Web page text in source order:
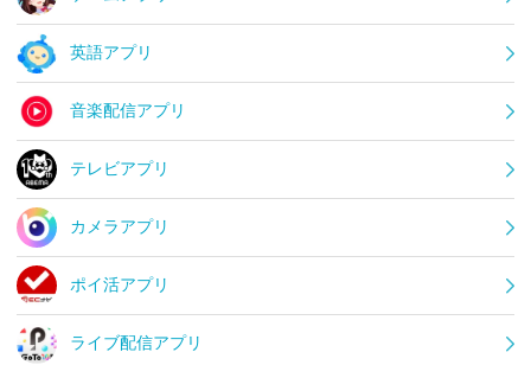
英語アプリ
音楽配信アプリ
テレビアプリ
カメラアプリ
ポイ活アプリ
ライブ配信アプリ